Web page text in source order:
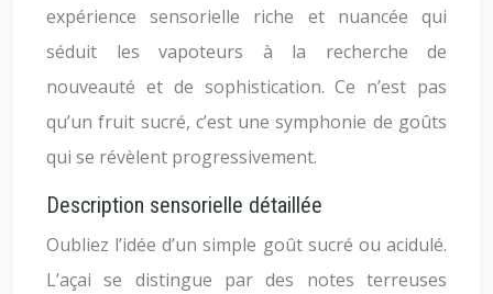
expérience sensorielle riche et nuancée qui
séduit les vapoteurs à la recherche de
nouveauté et de sophistication. Ce n’est pas
qu’un fruit sucré, c’est une symphonie de goûts
qui se révèlent progressivement.
Description sensorielle détaillée
Oubliez l’idée d’un simple goût sucré ou acidulé.
L’açai se distingue par des notes terreuses